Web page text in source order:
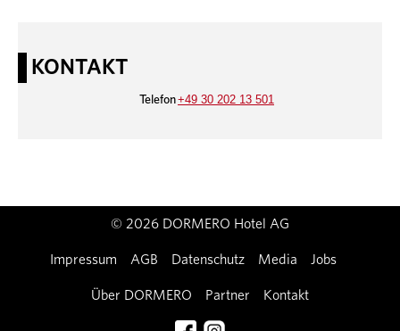
KONTAKT
Telefon+49 30 202 13 501
© 2026 DORMERO Hotel AG
Impressum AGB Datenschutz Media Jobs
Über DORMERO Partner Kontakt